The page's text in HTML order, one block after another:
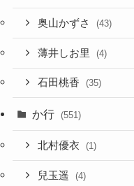
奥山かずさ (43)
薄井しお里 (4)
石田桃香 (35)
か行 (551)
北村優衣 (1)
兒玉遥 (4)